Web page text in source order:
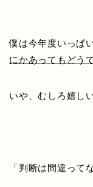
僕は今年度いっぱ
にかあってもどう
いや、むしろ嬉し
「判断は間違って